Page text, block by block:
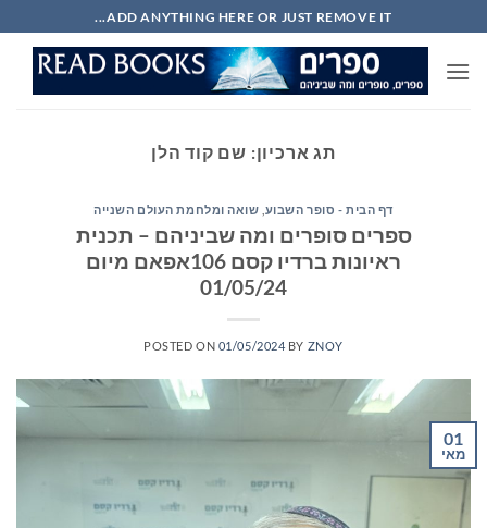
to
content
ADD ANYTHING HERE OR JUST REMOVE IT...
תג ארכיון: שם קוד הלן
דף הבית - סופר השבוע שואה ומלחמת העולם השנייה
ספרים סופרים ומה שביניהם – תכנית
ראיונות ברדיו קסם 106אפאם מיום
01/05/24
POSTED ON 01/05/2024 BY ZNOY
01
מאי